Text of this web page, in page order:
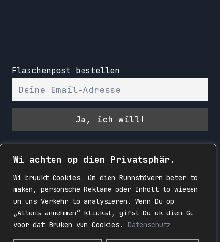
Wi achten op dien Privatsphär.
Wi bruukt Cookies, üm dien Runnstövern beter to
maken, personsche Reklame oder Inholt to wiesen
un uns Verkehr to analysieren. Wenn Du op
„Allens annehmen“ klickst, gifst Du ok dien Go
voor dat Bruken vun Cookies.
Datenschutz
Flaschenpost bestellen